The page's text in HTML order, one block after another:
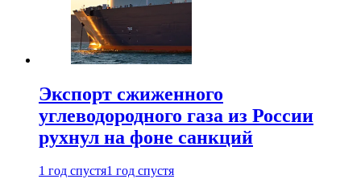
Экспорт сжиженного
углеводородного газа из России
рухнул на фоне санкций
1 год спустя1 год спустя